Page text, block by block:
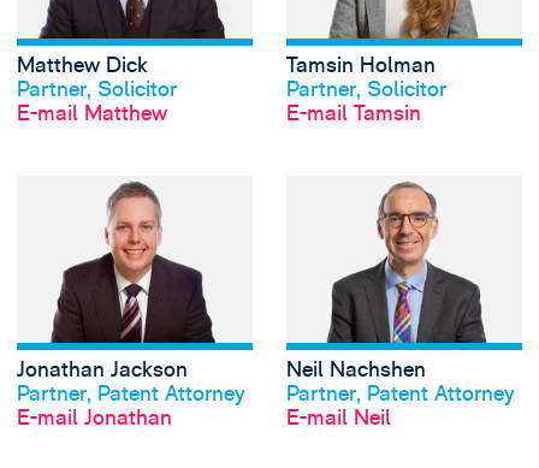
Profil anschauen
Matthew Dick
Partner, Solicitor
E-mail Matthew
Profil anschauen
Tamsin Holman
Partner, Solicitor
E-mail Tamsin
Profil anschauen
Jonathan Jackson
Partner, Patent Attorney
E-mail Jonathan
View Jonathan
Profil anschauen
Neil Nachshen
Partner, Patent Attorney
E-mail Neil